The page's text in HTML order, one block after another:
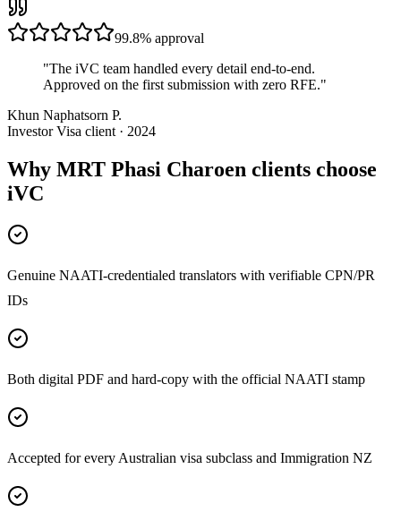
99.8% approval
"The iVC team handled every detail end-to-end.
Approved on the first submission with zero RFE."
Khun Naphatsorn P.
Investor Visa client · 2024
Why MRT Phasi Charoen clients choose
iVC
Genuine NAATI-credentialed translators with verifiable CPN/PR
IDs
Both digital PDF and hard-copy with the official NAATI stamp
Accepted for every Australian visa subclass and Immigration NZ